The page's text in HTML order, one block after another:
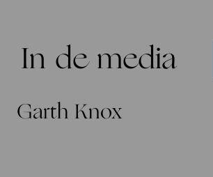
In de media
Garth Knox